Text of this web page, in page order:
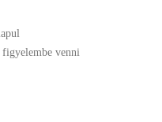
figyelembe venni